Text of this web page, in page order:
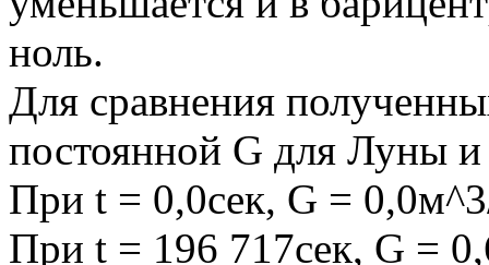
ноль.
Для сравнения
постоянной G для Луны
При t = 0,0сек, G =
При t = 196 717сек, G =